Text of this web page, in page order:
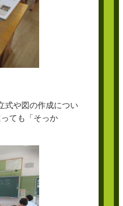
式や図の作成につい
ても「そっか